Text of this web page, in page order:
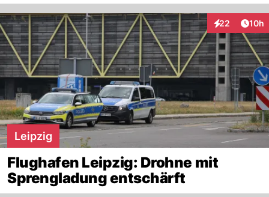
22
Interaktionen
10h
Leipzig
Flughafen Leipzig: Drohne mit
Sprengladung entschärft